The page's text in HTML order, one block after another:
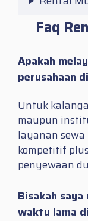
Faq
Apakah
perusahaan
Untuk
maupun
layanan
kompetitif
penyewaan
Bisakah
waktu lama